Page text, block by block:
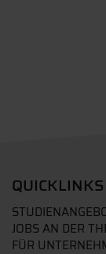
QUICKLINKS
JOBS AN DER
FÜR